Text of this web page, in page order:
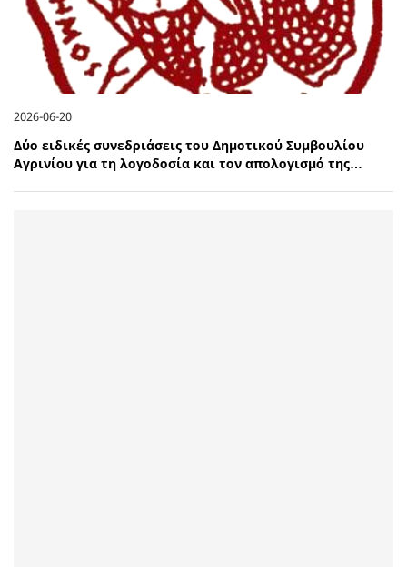
2026-06-20
Δύο ειδικές συνεδριάσεις του Δημοτικού Συμβουλίου
Αγρινίου για τη λογοδοσία και τον απολογισμό της…